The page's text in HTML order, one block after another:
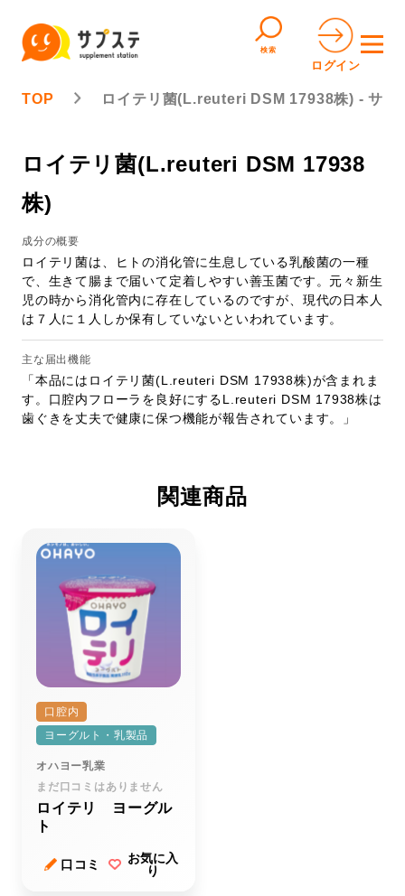
検索
ログイン
TOP ロイテリ菌(L.reuteri DSM 17938株) - サプ
ロイテリ菌(L.reuteri DSM 17938
株)
成分の概要
ロイテリ菌は、ヒトの消化管に生息している乳酸菌の一種
で、生きて腸まで届いて定着しやすい善玉菌です。元々新生
児の時から消化管内に存在しているのですが、現代の日本人
は７人に１人しか保有していないといわれています。
主な届出機能
「本品にはロイテリ菌(L.reuteri DSM 17938株)が含まれま
す。口腔内フローラを良好にするL.reuteri DSM 17938株は
歯ぐきを丈夫で健康に保つ機能が報告されています。」
関連商品
口腔内
ヨーグルト・乳製品
オハヨー乳業
まだ口コミはありません
ロイテリ ヨーグル
ト
口コミ
お気に入
り